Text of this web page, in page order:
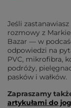
Jeśli
rozmowy z
Bazar — w
odpowiedzi na
PVC, mikrofibra,
podróży,
pasków i wałków.
Zapraszamy
artykułami do